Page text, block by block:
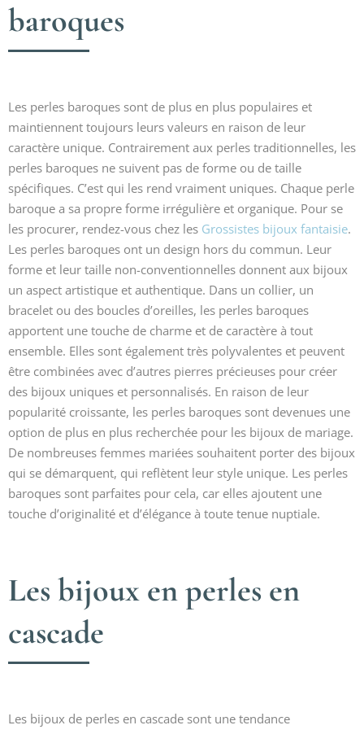
baroques
Les perles baroques sont de plus en plus populaires et
maintiennent toujours leurs valeurs en raison de leur
caractère unique. Contrairement aux perles traditionnelles, les
perles baroques ne suivent pas de forme ou de taille
spécifiques. C’est qui les rend vraiment uniques. Chaque perle
baroque a sa propre forme irrégulière et organique. Pour se
les procurer, rendez-vous chez les Grossistes bijoux fantaisie.
Les perles baroques ont un design hors du commun. Leur
forme et leur taille non-conventionnelles donnent aux bijoux
un aspect artistique et authentique. Dans un collier, un
bracelet ou des boucles d’oreilles, les perles baroques
apportent une touche de charme et de caractère à tout
ensemble. Elles sont également très polyvalentes et peuvent
être combinées avec d’autres pierres précieuses pour créer
des bijoux uniques et personnalisés. En raison de leur
popularité croissante, les perles baroques sont devenues une
option de plus en plus recherchée pour les bijoux de mariage.
De nombreuses femmes mariées souhaitent porter des bijoux
qui se démarquent, qui reflètent leur style unique. Les perles
baroques sont parfaites pour cela, car elles ajoutent une
touche d’originalité et d’élégance à toute tenue nuptiale.
Les bijoux en perles en
cascade
Les bijoux de perles en cascade sont une tendance